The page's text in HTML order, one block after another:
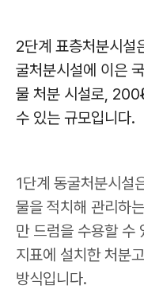
2단계 표층처분시설
굴처분시설에 이은
물 처분 시설로, 200
수 있는 규모입니다.
1단계 동굴처분시설
물을 적치해 관리하
만 드럼을 수용할 수
지표에 설치한 처분
방식입니다.